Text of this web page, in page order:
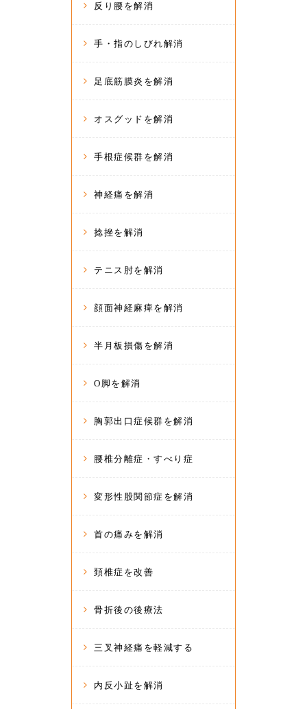
反り腰を解消
手・指のしびれ解消
足底筋膜炎を解消
オスグッドを解消
手根症候群を解消
神経痛を解消
捻挫を解消
テニス肘を解消
顔面神経麻痺を解消
半月板損傷を解消
O脚を解消
胸郭出口症候群を解消
腰椎分離症・すべり症
変形性股関節症を解消
首の痛みを解消
頚椎症を改善
骨折後の後療法
三叉神経痛を軽減する
内反小趾を解消